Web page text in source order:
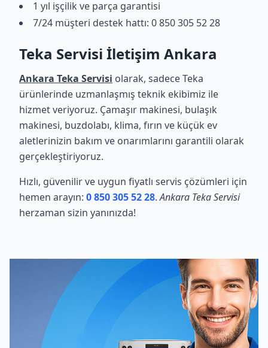
1 yıl işçilik ve parça garantisi
7/24 müşteri destek hattı: 0 850 305 52 28
Teka Servisi İletişim Ankara
Ankara Teka Servisi olarak, sadece Teka
ürünlerinde uzmanlaşmış teknik ekibimiz ile
hizmet veriyoruz. Çamaşır makinesi, bulaşık
makinesi, buzdolabı, klima, fırın ve küçük ev
aletlerinizin bakım ve onarımlarını garantili olarak
gerçekleştiriyoruz.
Hızlı, güvenilir ve uygun fiyatlı servis çözümleri için
hemen arayın: 0 850 305 52 28.Ankara Teka Servisi
herzaman sizin yanınızda!